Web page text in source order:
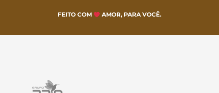
FEITO COM AMOR, PARA VOCÊ.